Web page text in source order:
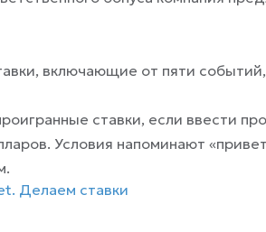
включающие от пяти
ставки, если ввести
Условия напоминают
Делаем ставки